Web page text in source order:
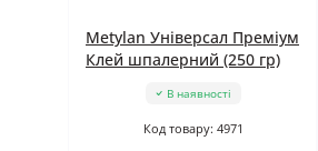
Metylan Універсал Преміум
Клей шпалерний (250 гр)
В наявності
Код товару: 4971